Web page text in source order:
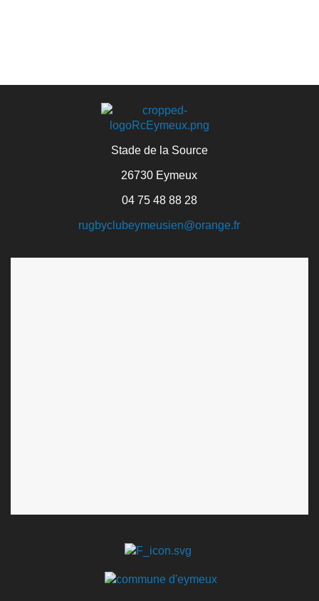
Stade de la Source
26730 Eymeux
04 75 48 88 28
rugbyclubeymeusien@orange.fr